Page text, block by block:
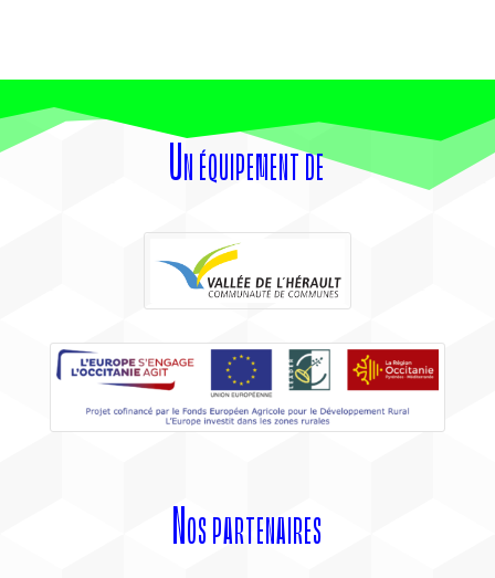
Un équipement de
Nos partenaires